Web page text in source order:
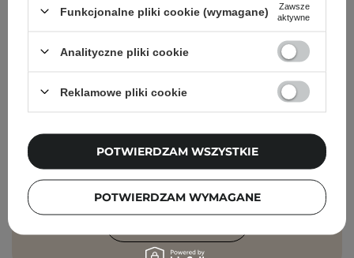
beauty nowości - prosto na maila!
Podaj swój adres email
Zgadzam się na otrzymywanie
wiadomości marketingowych i
Cosibella sp. z o.o, zgodnie zpolityką
prywatności.
Funkcjonalne pliki cookie (wymagane)
Zawsze
aktywne
Analityczne pliki cookie
Reklamowe pliki cookie
POTWIERDZAM WYMAGANE
POTWIERDZAM WSZYSTKIE